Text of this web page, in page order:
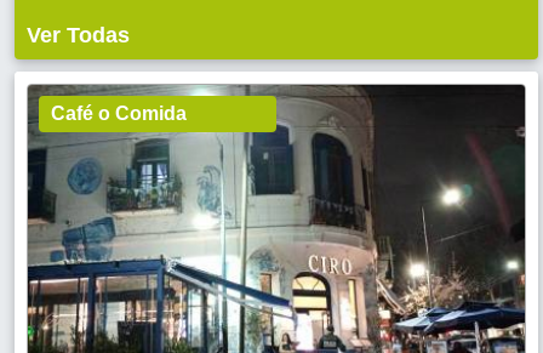
Ver Todas
Café o Comida